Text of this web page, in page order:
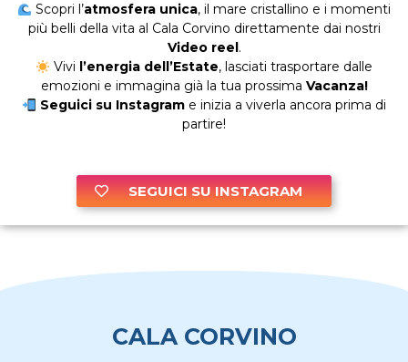
Scopri l’atmosfera unica, il mare cristallino e i momenti
più belli della vita al Cala Corvino direttamente dai nostri
Video reel.
Vivi l’energia dell’Estate, lasciati trasportare dalle
emozioni e immagina già la tua prossima Vacanza!
Seguici su Instagrame inizia a viverla ancora prima di
partire!
SEGUICI SU INSTAGRAM
CALA CORVINO